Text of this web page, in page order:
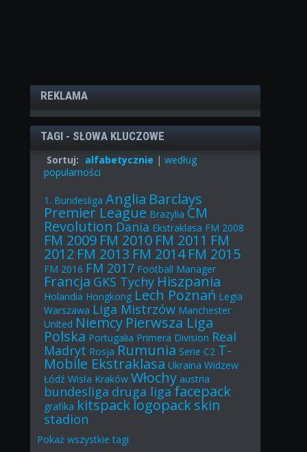
REKLAMA
TAGI - SŁOWA KLUCZOWE
Sortuj: alfabetycznie | według
popularności
1. Bundesliga Anglia Barclays
Premier League Brazylia CM
Revolution Dania Ekstraklasa FM 2008
FM 2009 FM 2010 FM 2011 FM
2012 FM 2013 FM 2014 FM 2015
FM 2016 FM 2017 Football Manager
Francja GKS Tychy Hiszpania
Holandia Hongkong Lech Poznań Legia
Warszawa Liga Mistrzów Manchester
United Niemcy Pierwsza Liga
Polska Portugalia Primera Division Real
Madryt Rosja Rumunia Serie C2 T-
Mobile Ekstraklasa Ukraina Widzew
Łódź Wisła Kraków Włochy austria
bundesliga druga liga facepack
grafika kitspacklogopack skin
stadion
Pokaż wszystkie tagi